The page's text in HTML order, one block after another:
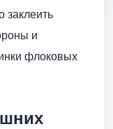
заклеить
и
флоковых